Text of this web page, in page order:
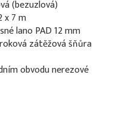
(bezuzlová)
x 7 m
lano PAD 12 mm
zátěžová šňůra
obvodu nerezové